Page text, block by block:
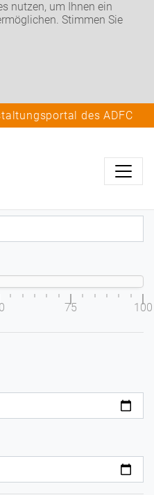
nutzen, um Ihnen ein
Stimmen Sie
des ADFC
75 100